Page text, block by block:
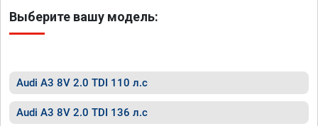
Выберите вашу модель:
Audi A3 8V 2.0 TDI 110 л.с
Audi A3 8V 2.0 TDI 136 л.с